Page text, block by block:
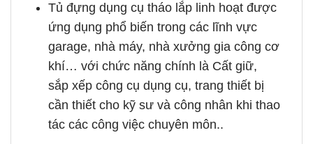
Tủ đựng dụng cụ tháo lắp linh hoạt được
ứng dụng phổ biến trong các lĩnh vực
garage, nhà máy, nhà xưởng gia công cơ
khí… với chức năng chính là Cất giữ,
sắp xếp công cụ dụng cụ, trang thiết bị
cần thiết cho kỹ sư và công nhân khi thao
tác các công việc chuyên môn..